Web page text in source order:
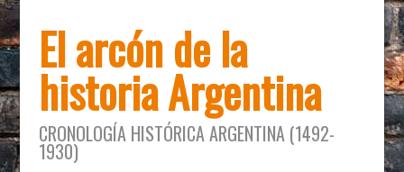
El arcón de la
historia Argentina
CRONOLOGÍA HISTÓRICA ARGENTINA (1492-
1930)